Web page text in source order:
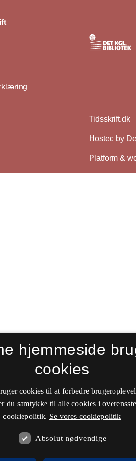
hjemmeside
cookies
cookies til at forbedre
du samtykke til alle cookies i
cookiepolitik. Se vores cookiepolitik
Absolut nødvendige